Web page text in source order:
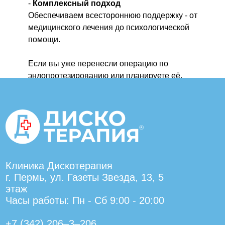
-Комплексный подход
Обеспечиваем всестороннюю поддержку - от
медицинского лечения до психологической
помощи.
Если вы уже перенесли операцию по
эндопротезированию или планируете её,
для вас индивидуальный план
восстановления, учитывая все особенности
вашего случая.
Клиника Дискотерапия
г. Пермь, ул. Газеты Звезда, 13, 5
этаж
Часы работы: Пн - Сб 9:00 - 20:00